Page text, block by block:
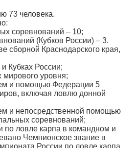
73 человека.
соревнований – 10;
(Кубков России) – 3.
сборной Краснодарского края,
Кубках России;
мирового уровня;
и помощью Федерации 5
включая ловлю донной
и непосредственной помощью
соревнований;
по ловле карпа в командном и
Чемпионское звание в
России по ловле карпа,